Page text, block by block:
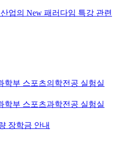
학부 스포츠의학전공 실험실
학부 스포츠과학전공 실험실
장학금 안내